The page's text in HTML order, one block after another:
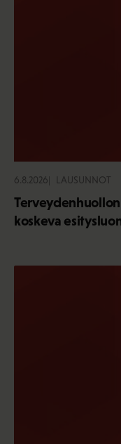
6.8.2026 LAUSUNNOT
koskeva